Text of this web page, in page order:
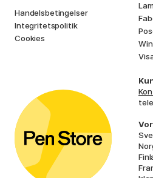
Handelsbetingelser
Integritetspolitik
Cookies